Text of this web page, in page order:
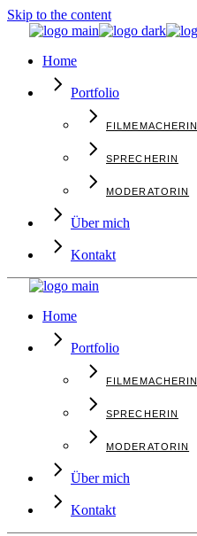
Skip to the content
Home
Portfolio
FILMEMACHERIN
SPRECHERIN
MODERATORIN
Über mich
Kontakt
Home
Portfolio
FILMEMACHERIN
SPRECHERIN
MODERATORIN
Über mich
Kontakt